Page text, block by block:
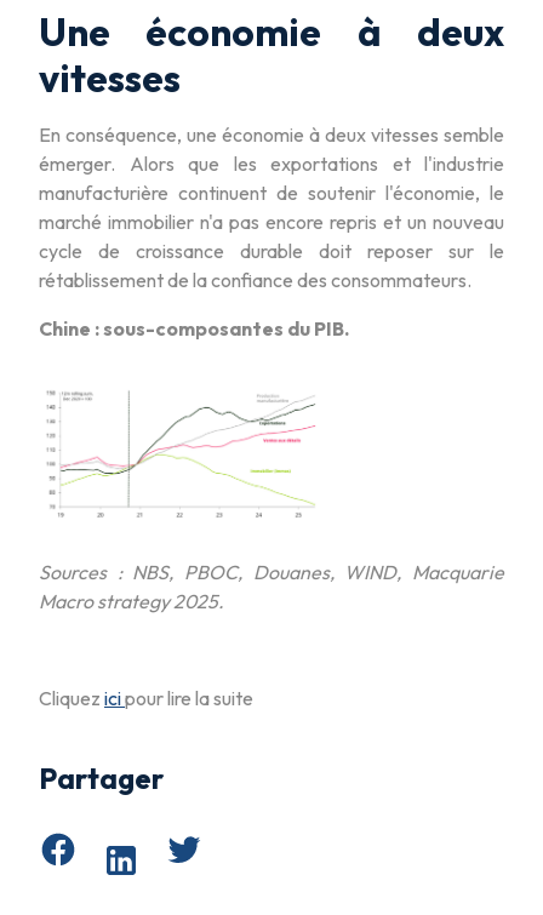
Une économie à deux
vitesses
En conséquence, une économie à deux vitesses semble
émerger. Alors que les exportations et l'industrie
manufacturière continuent de soutenir l'économie, le
marché immobilier n'a pas encore repris et un nouveau
cycle de croissance durable doit reposer sur le
rétablissement de la confiance des consommateurs.
Chine : sous-composantes du PIB.
Sources : NBS, PBOC, Douanes, WIND, Macquarie
Macro strategy 2025.
Cliquez icipour lire la suite
Partager